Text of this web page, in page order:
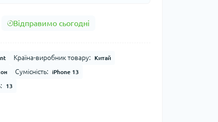
Відправимо сьогодні
Країна-виробник товару: Китай
Сумісність: iPhone 13
13